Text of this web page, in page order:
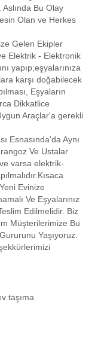
Aslında Bu Olay
Olan ve Herkes
Gelen Ekipler
Elektrik - Elektronik
yapıp;eşyalarınıza
karşı doğabilecek
Eşyaların
Dikkatlice
Araçlar'a gerekli
Esnasında'da Aynı
Ve Ustalar
varsa elektrik-
Evinize
Ve Eşyalarınız
Edilmelidir. Biz
Müşterilerimize Bu
Yaşıyoruz.
taşıma